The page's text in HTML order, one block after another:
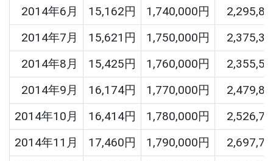
2014年6月
15,162円 1,740,000円
2014年7月
15,621円 1,750,000円
2014年8月
15,425円 1,760,000円
2014年9月
16,174円 1,770,000円
2014年10月
16,414円 1,780,000円
2014年11月
17,460円 1,790,000円